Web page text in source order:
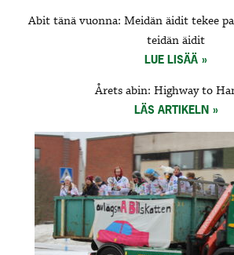
Abit tänä vuonna: Meidän äidit tekee
teidän äidit
LUE LISÄÄ
Årets abin: Highway to
LÄS ARTIKELN